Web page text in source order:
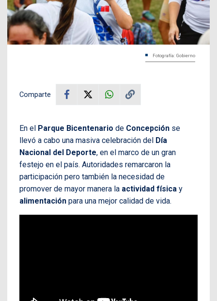
Fotografía: Gobierno
Comparte
En el Parque Bicentenario de Concepción se
llevó a cabo una masiva celebración del Día
Nacional del Deporte, en el marco de un gran
festejo en el país. Autoridades remarcaron la
participación pero también la necesidad de
promover de mayor manera la actividad física y
alimentación para una mejor calidad de vida.